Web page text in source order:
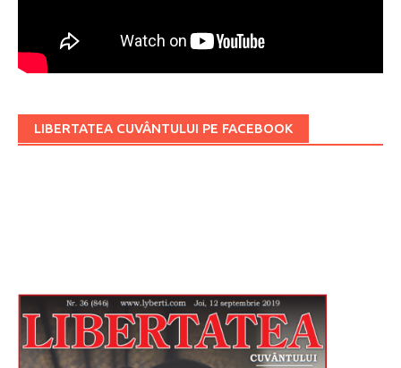
LIBERTATEA CUVÂNTULUI PE FACEBOOK